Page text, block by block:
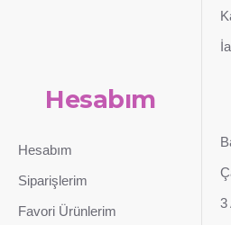
Hesabım
Hesabım
Siparişlerim
Favori Ürünlerim
3